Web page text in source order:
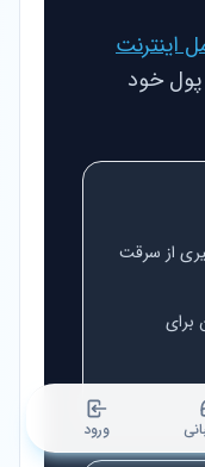
اینترنت
پول خود
از سرقت
برای
ورود